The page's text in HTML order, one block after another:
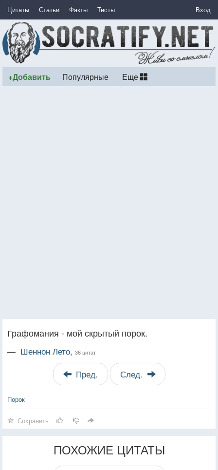
Цитаты Статьи Факты Тесты Вход
+Добавить Популярные Еще
Графомания - мой скрытый порок.
— Шеннон Лето, 36 цитат
Пред. След.
Порок
Сохранить
ПОХОЖИЕ ЦИТАТЫ